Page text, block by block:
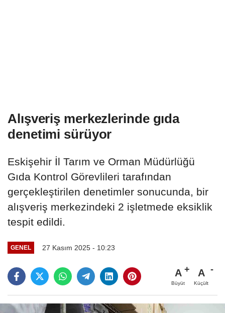
Alışveriş merkezlerinde gıda
denetimi sürüyor
Eskişehir İl Tarım ve Orman Müdürlüğü
Gıda Kontrol Görevlileri tarafından
gerçekleştirilen denetimler sonucunda, bir
alışveriş merkezindeki 2 işletmede eksiklik
tespit edildi.
GENEL 27 Kasım 2025 - 10:23
A
Büyüt
A
Küçült